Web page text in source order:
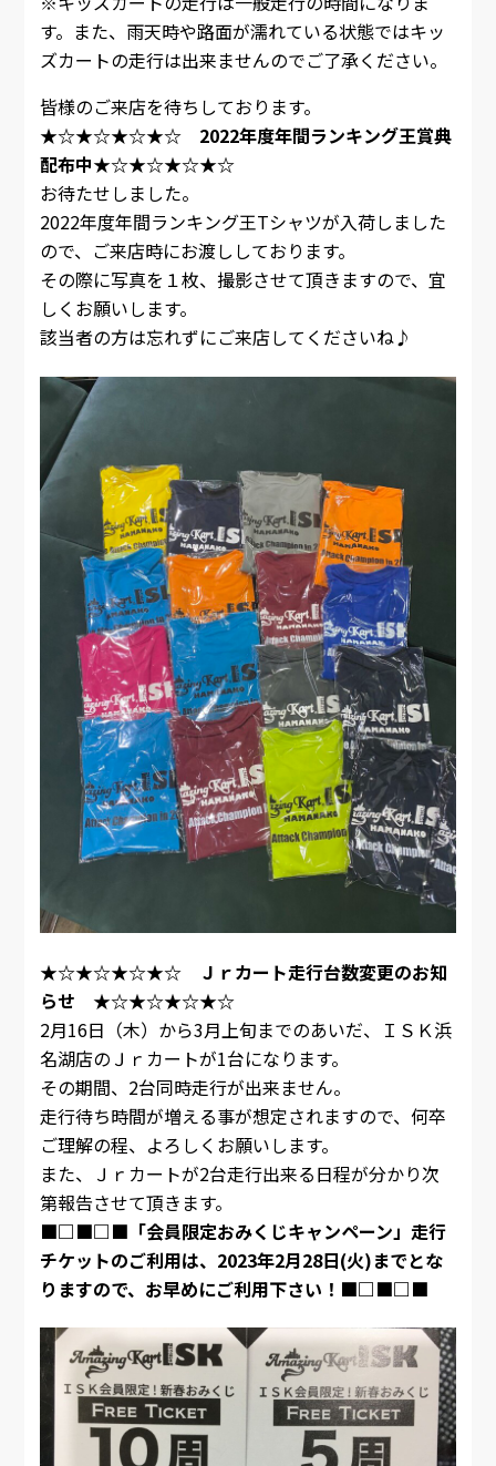
す。また、雨天時や路面が濡れている状態ではキッ
ズカートの走行は出来ませんのでご了承ください。
皆様のご来店を待ちしております。
★☆★☆★☆★☆ 2022年度年間ランキング王賞典
配布中★☆★☆★☆★☆
お待たせしました。
2022年度年間ランキング王Tシャツが入荷しました
ので、ご来店時にお渡ししております。
その際に写真を１枚、撮影させて頂きますので、宜
しくお願いします。
該当者の方は忘れずにご来店してくださいね♪
★☆★☆★☆★☆ Ｊｒカート走行台数変更のお知
らせ ★☆★☆★☆★☆
2月16日（木）から3月上旬までのあいだ、ＩＳＫ浜
名湖店のＪｒカートが1台になります。
その期間、2台同時走行が出来ません。
走行待ち時間が増える事が想定されますので、何卒
ご理解の程、よろしくお願いします。
また、Ｊｒカートが2台走行出来る日程が分かり次
第報告させて頂きます。
■□■□■「会員限定おみくじキャンペーン」走行
チケットのご利用は、2023年2月28日(火)までとな
りますので、お早めにご利用下さい！■□■□■